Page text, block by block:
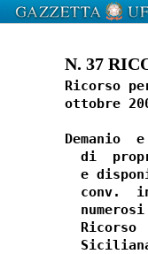
N. 37
Ricorso
ottobre
Demanio
di
e
conv.
Ricorso